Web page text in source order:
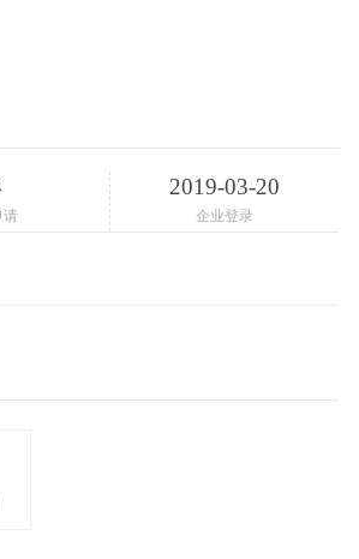
请
2019-03-20
企业登录